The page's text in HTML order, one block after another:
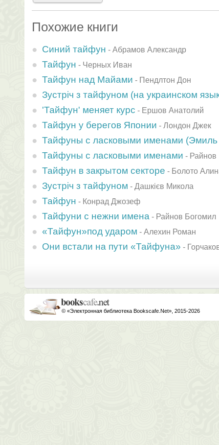
Похожие книги
Синий тайфун - Абрамов Александр
Тайфун - Черных Иван
Тайфун над Майами - Пендлтон Дон
Зустрiч з тайфуном (на украинском
'Тайфун' меняет курс - Ершов Анатолий
Тайфун у берегов Японии - Лондон Джек
Тайфуны с ласковыми именами (Эмиль
Тайфуны с ласковыми именами - Райнов
Тайфун в закрытом секторе - Болото
Зустріч з тайфуном - Дашкієв Микола
Тайфун - Конрад Джозеф
Тайфуни с нежни имена - Райнов Богомил
«Тайфун»под ударом - Алехин Роман
Они встали на пути «Тайфуна» -
© «Электронная библиотека Bookscafe.Net», 2015-2026